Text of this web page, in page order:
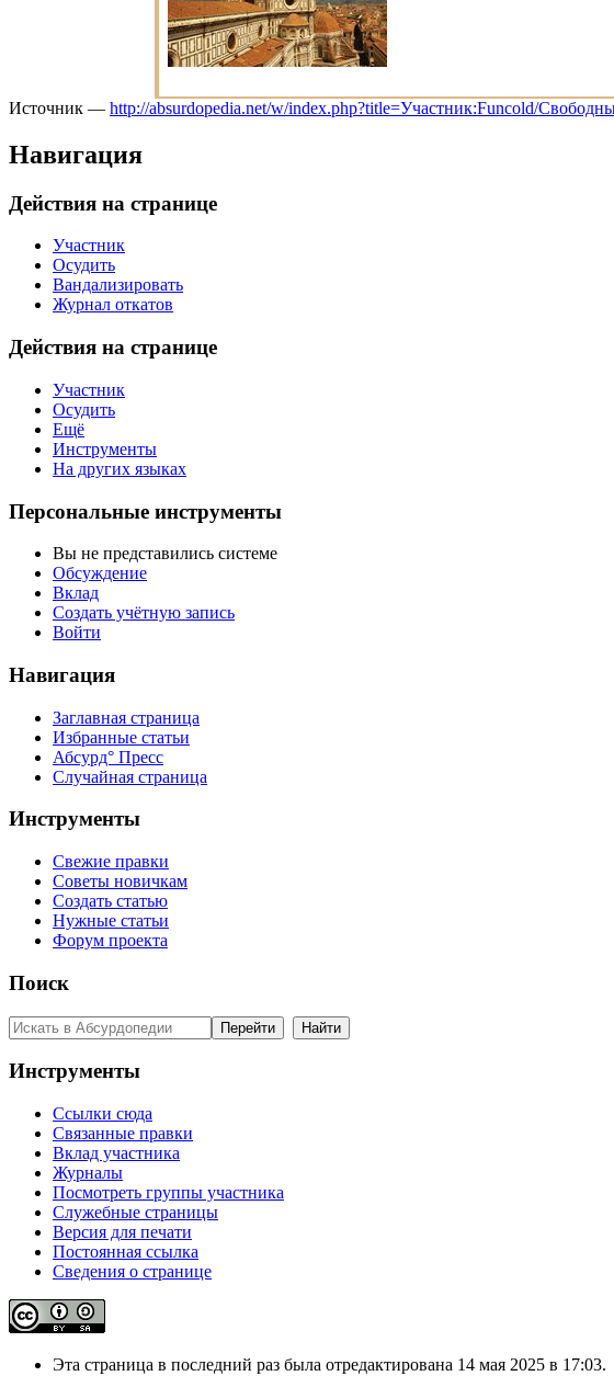
Источник — http://absurdopedia.net/w/index.php?title=Участник:Funcold/
Навигация
Действия на странице
Участник
Осудить
Вандализировать
Журнал откатов
Действия на странице
Участник
Осудить
Ещё
Инструменты
На других языках
Персональные инструменты
Вы не представились системе
Обсуждение
Вклад
Создать учётную запись
Войти
Навигация
Заглавная страница
Избранные статьи
Абсурд° Пресс
Случайная страница
Инструменты
Свежие правки
Советы новичкам
Создать статью
Нужные статьи
Форум проекта
Поиск
Инструменты
Ссылки сюда
Связанные правки
Вклад участника
Журналы
Посмотреть группы участника
Служебные страницы
Версия для печати
Постоянная ссылка
Сведения о странице
Эта страница в последний раз была отредактирована 14 мая 2025 в 17:03.